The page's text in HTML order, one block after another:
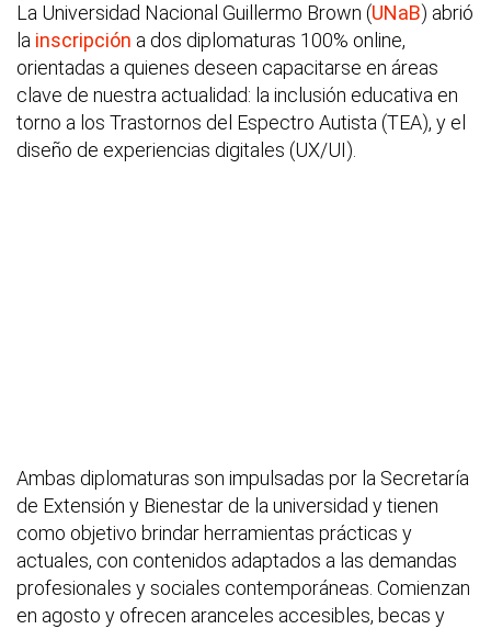
La Universidad Nacional Guillermo Brown (UNaB) abrió
la inscripción a dos diplomaturas 100% online,
orientadas a quienes deseen capacitarse en áreas
clave de nuestra actualidad: la inclusión educativa en
torno a los Trastornos del Espectro Autista (TEA), y el
diseño de experiencias digitales (UX/UI).
Ambas diplomaturas son impulsadas por la Secretaría
de Extensión y Bienestar de la universidad y tienen
como objetivo brindar herramientas prácticas y
actuales, con contenidos adaptados a las demandas
profesionales y sociales contemporáneas. Comienzan
en agosto y ofrecen aranceles accesibles, becas y